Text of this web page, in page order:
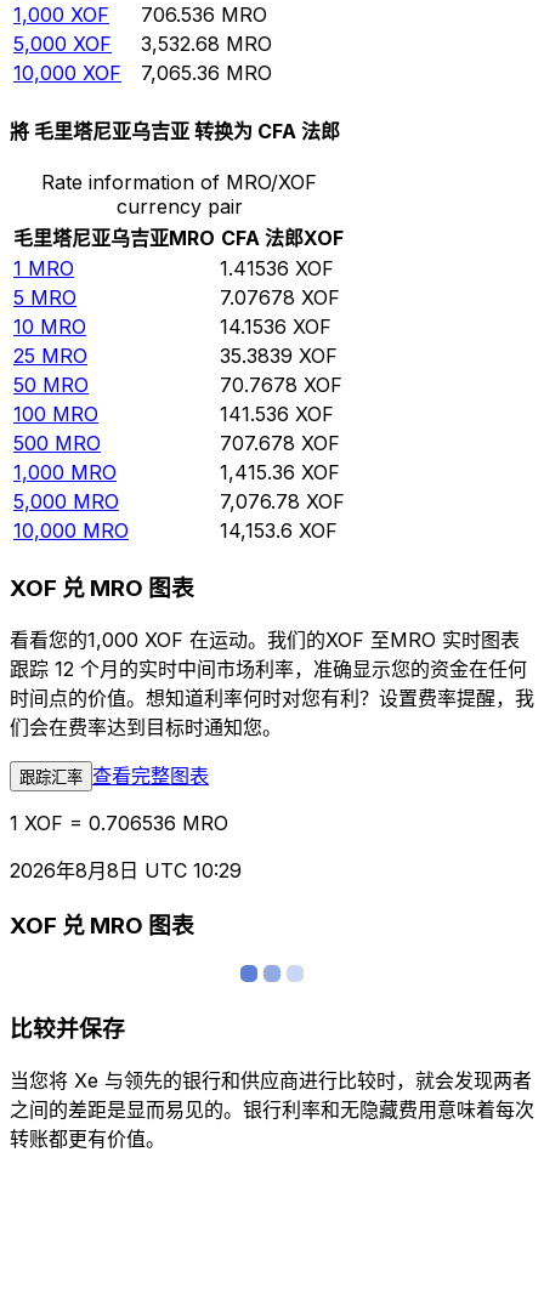
1,000 XOF 706.536 MRO
5,000 XOF 3,532.68 MRO
10,000 XOF 7,065.36 MRO
將 毛里塔尼亚乌吉亚 转换为 CFA 法郎
Rate information of MRO/XOF
currency pair
毛里塔尼亚乌吉亚MRO CFA 法郎XOF
1 MRO 1.41536 XOF
5 MRO 7.07678 XOF
10 MRO 14.1536 XOF
25 MRO 35.3839 XOF
50 MRO 70.7678 XOF
100 MRO 141.536 XOF
500 MRO 707.678 XOF
1,000 MRO 1,415.36 XOF
5,000 MRO 7,076.78 XOF
10,000 MRO 14,153.6 XOF
XOF 兑 MRO 图表
看看您的1,000 XOF 在运动。我们的XOF 至MRO 实时图表
跟踪 12 个月的实时中间市场利率，准确显示您的资金在任何
时间点的价值。想知道利率何时对您有利？设置费率提醒，我
们会在费率达到目标时通知您。
跟踪汇率 查看完整图表
1 XOF = 0.706536 MRO
2026年8月8日 UTC 10:29
XOF 兑 MRO 图表
比较并保存
当您将 Xe 与领先的银行和供应商进行比较时，就会发现两者
之间的差距是显而易见的。银行利率和无隐藏费用意味着每次
转账都更有价值。